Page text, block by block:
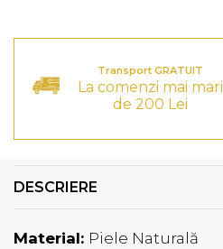
Transport GRATUIT
La comenzi mai mari
de 200 Lei
DESCRIERE
Material: Piele Naturală